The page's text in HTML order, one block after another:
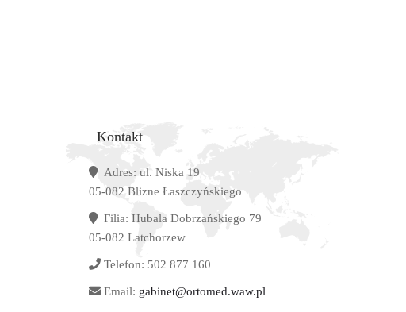
Kontakt
Adres: ul. Niska 19
05-082 Blizne Łaszczyńskiego
Filia: Hubala Dobrzańskiego 79
05-082 Latchorzew
Telefon: 502 877 160
Email: gabinet@ortomed.waw.pl